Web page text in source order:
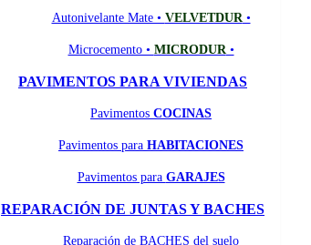
Autonivelante Mate • VELVETDUR •
Microcemento • MICRODUR •
PAVIMENTOS PARA VIVIENDAS
Pavimentos COCINAS
Pavimentos para HABITACIONES
Pavimentos para GARAJES
REPARACIÓN DE JUNTAS Y BACHES
Reparación de BACHES del suelo